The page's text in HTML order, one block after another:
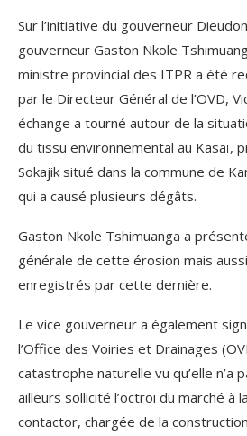
Sur l’initiative du gouverneur
gouverneur Gaston Nkole
ministre provincial des ITPR a été
par le Directeur Général de l’OVD,
échange a tourné autour de la
du tissu environnemental au Kasaï,
Sokajik situé dans la commune de
qui a causé plusieurs dégâts.
Gaston Nkole Tshimuanga a
générale de cette érosion mais
enregistrés par cette dernière.
Le vice gouverneur a également
l’Office des Voiries et Drainages
catastrophe naturelle vu qu’elle n’a
ailleurs sollicité l’octroi du marché à
contactor, chargée de la